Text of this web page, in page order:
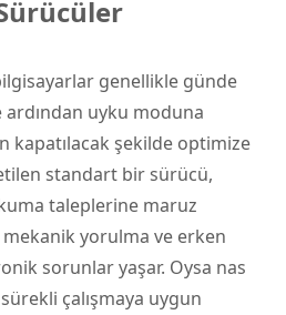
genellikle günde
ardından uyku moduna
kapatılacak şekilde optimize
standart bir sürücü,
taleplerine maruz
mekanik yorulma ve erken
sorunlar yaşar. Oysa nas
çalışmaya uygun